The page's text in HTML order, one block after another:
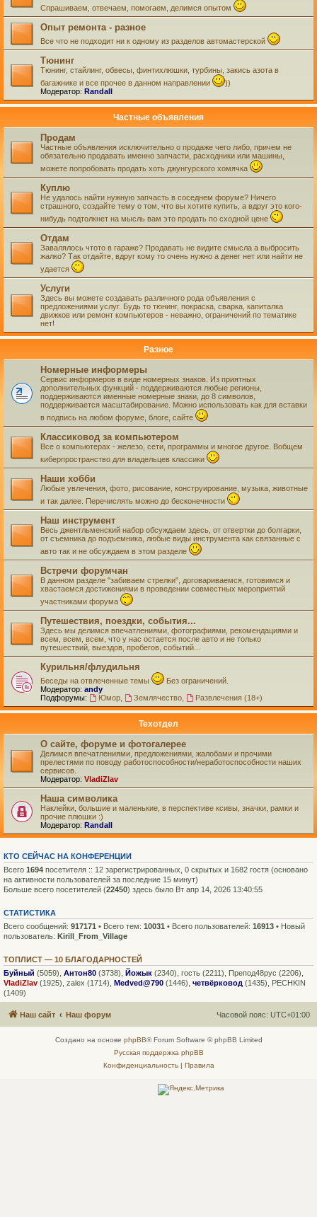
Спрашиваем, отвечаем, помогаем, делимся опытом
Опыт ремонта - разное
Все что не подходит ни к одному из разделов автомастерской
Тюнинг
Тюнинг, стайлинг, обвесы, финтихлюшки, турбины, закись азота в
багажнике и все прочее в данном направлении
))
Модератор: Randall
Частные объявления
Продам
Частные объявления исключительно о продаже чего либо, причем не
обязательно продавать именно запчасти, расходники или машины,
можете попробовать продать хоть джунгурского хомячка
Куплю
Не удалось найти нужную запчасть в соседнем форуме? Ничего
страшного, создайте тему о том, что вы хотите купить, а вдруг это кого-
нибудь подтолкнет на мысль вам это продать по сходной цене
Отдам
Завалялось чтото в гараже? Продавать не видите смысла а выбросить
жалко? Так отдайте, вдруг кому то очень нужно а денег нет или найти не
удается
Услуги
Здесь вы можете создавать различного рода объявления с
предложениями услуг. Будь то тюнинг, покраска, сварка, капиталка
движков или ремонт компьютеров - неважно, ограничений по тематике
нет!
Разное
Номерные информеры
Сервис информеров в виде номерных знаков. Из приятных
дополнительных функций - поддерживаются любые регионы,
поддерживаются именные номерные знаки, до 8 символов,
поддерживается масштабирование. Можно использовать как для вставки
в подпись на любом форуме, блоге, сайте
Классиковод за компьютером
Все о компьютерах - железо, сети, программы и многое другое. Вобщем
киберпространство для владельцев классики
Наши хобби
Любые увлечения, фото, рисование, конструирование, музыка, животные
и так далее. Перечислять можно до бесконечности
Наш инструмент
Весь джентльменский набор обсуждаем здесь, от отвертки до болгарки,
от съемника до подъемника, любые виды инструмента как связанные с
авто так и не обсуждаем в этом разделе
Встречи форумчан
В данном разделе "забиваем стрелки", договариваемся, готовимся и
хвастаемся достижениями в проведении совместных мероприятий
участниками форума
Путешествия, поездки, события...
Здесь мы делимся впечатлениями, фотографиями, рекомендациями и
всем, всем, всем, что у нас остается после авто и не только
путешествий, выездов, пробегов, событий...
Курильня/флудильня
Беседы на отвлеченные темы
Без ограничений.
Модератор: andy
Подфорумы:
Юмор, Землячество, Развлечения (18+)
Техотдел
О сайте, форуме и фотогалерее
Делимся впечатлениями, предложениями, жалобами и прочими
прелестями по поводу работоспособности/неработоспособности наших
сервисов.
Модератор: VladiZlav
Наша символика
Наклейки, большие и маленькие, в перспективе ксивы, значки, рамки и
прочие плюшки :)
Модератор: Randall
КТО СЕЙЧАС НА КОНФЕРЕНЦИИ
Всего 1694 посетителя :: 12 зарегистрированных, 0 скрытых и 1682 гостя (основано
на активности пользователей за последние 15 минут)
Больше всего посетителей (22450) здесь было Вт апр 14, 2026 13:40:55
СТАТИСТИКА
Всего сообщений: 917171 • Всего тем: 10031 • Всего пользователей: 16913 • Новый
пользователь: Kirill_From_Village
ТОПЛИСТ — 10 БЛАГОДАРНОСТЕЙ
Буйный (5059), Антон80 (3738), Йожык (2340), гость (2211), Препод48рус (2206),
VladiZlav (1925), zalex (1714), Medved@790 (1446), четвёрковод (1435), PECHKIN
(1409)
Наш сайт Наш форум Часовой пояс: UTC+01:00
Создано на основе phpBB® Forum Software © phpBB Limited
Русская поддержка phpBB
Конфиденциальность| Правила